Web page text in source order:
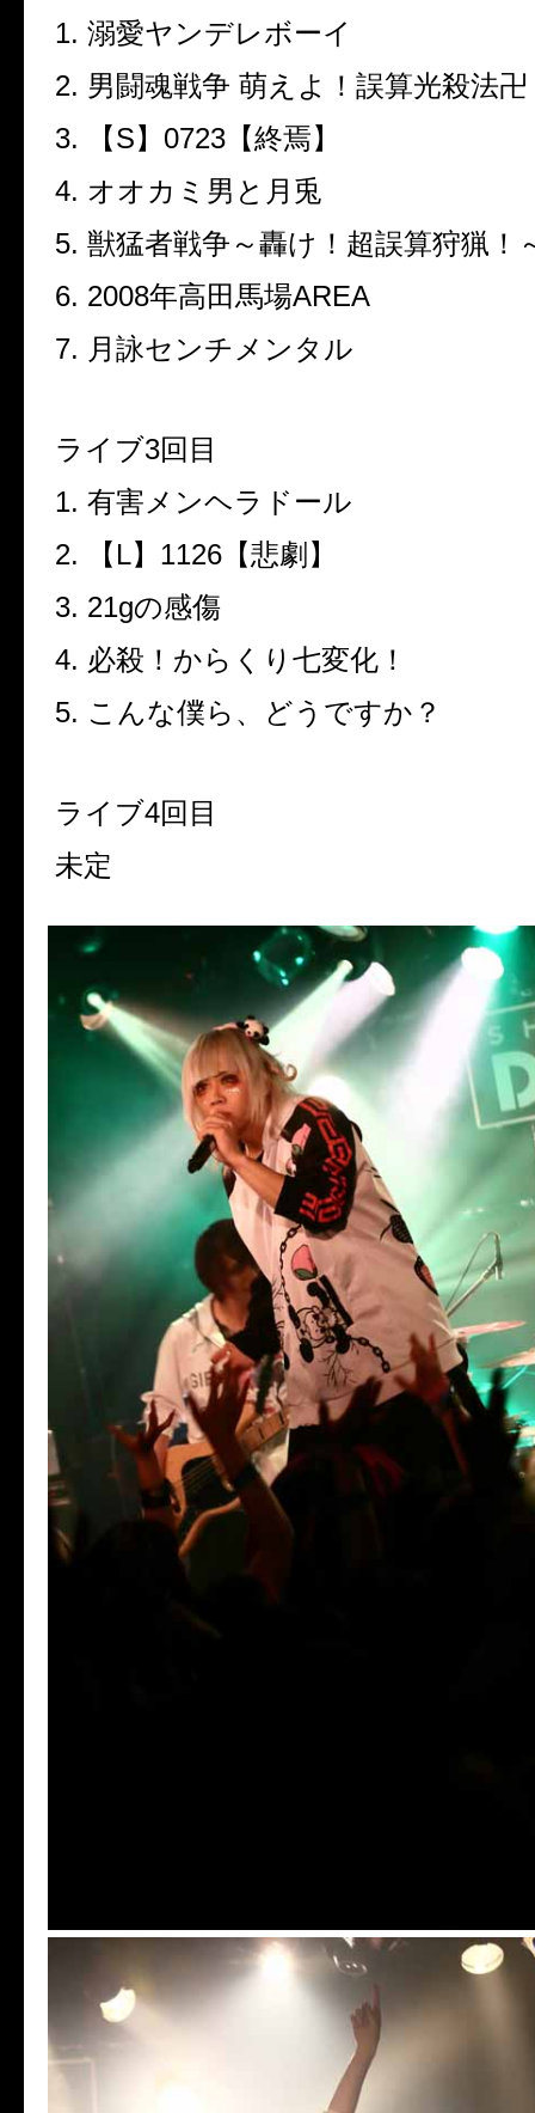
1. 溺愛ヤンデレボーイ
2. 男闘魂戦争 萌えよ！誤算光殺法卍
3.
【S】 0723 【終焉】
4. オオカミ男と月兎
5. 獣猛者戦争～轟け！超誤算狩猟！
6. 2008年高田馬場AREA
7. 月詠センチメンタル
ライブ3回目
1. 有害メンヘラドール
2.
【 L】 1126 【悲劇】
3. 21gの感傷
4. 必殺！からくり七変化！
5. こんな僕ら、どうですか？
ライブ4回目
未定